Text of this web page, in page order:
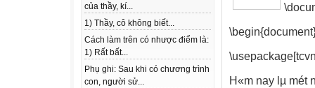
của thầy, kí...
1) Thầy, cô không biết...
Cách làm trên có nhược điểm là:
1) Rất bất...
Phụ ghi: Sau khi có chương trình
con, người sử...
H«m nay lµ mét